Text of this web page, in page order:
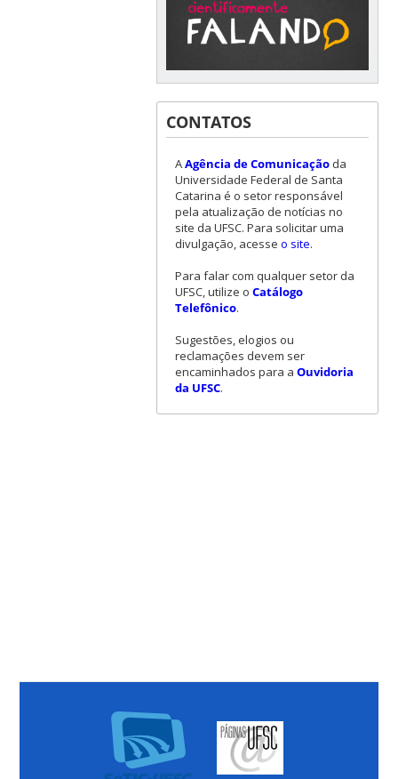
CONTATOS
AAgência de Comunicaçãoda
Universidade Federal de Santa
Catarina é o setor responsável
pela atualização de notícias no
site da UFSC. Para solicitar uma
divulgação, acesse o site.
Para falar com qualquer setor da
UFSC, utilize o Catálogo
Telefônico.
Sugestões, elogios ou
reclamações devem ser
encaminhados para a Ouvidoria
da UFSC.